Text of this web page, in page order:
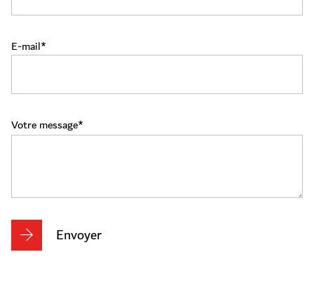
E-mail
Votre message
Envoyer